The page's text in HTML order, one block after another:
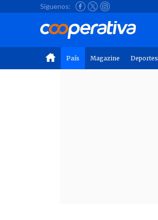
Síguenos:
País Magazine Deportes